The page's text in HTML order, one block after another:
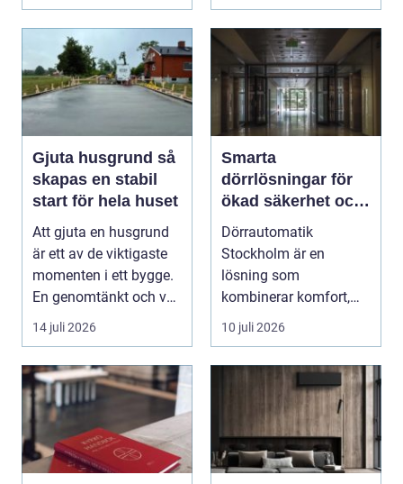
Gjuta husgrund så
skapas en stabil
start för hela huset
Att gjuta en husgrund
är ett av de viktigaste
momenten i ett bygge.
En genomtänkt och väl
utförd gru...
14 juli 2026
Smarta
dörrlösningar för
ökad säkerhet och
komfort
Dörrautomatik
Stockholm är en
lösning som
kombinerar komfort,
säkerhet och tillg...
10 juli 2026